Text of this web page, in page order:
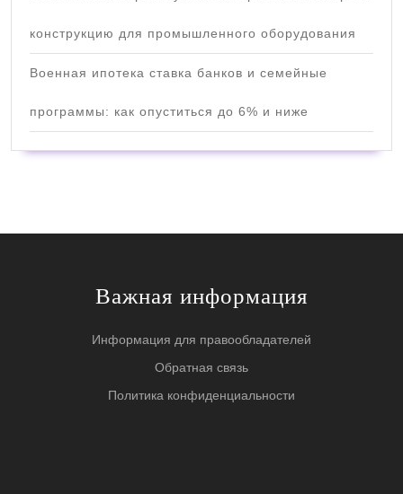
конструкцию для промышленного оборудования
Военная ипотека ставка банков и семейные
программы: как опуститься до 6% и ниже
Важная информация
Информация для правообладателей
Обратная связь
Политика конфиденциальности